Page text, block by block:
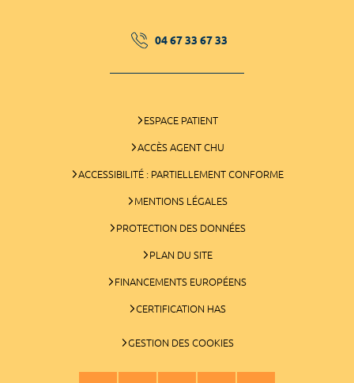
04 67 33 67 33
ESPACE PATIENT
ACCÈS AGENT CHU
ACCESSIBILITÉ : PARTIELLEMENT CONFORME
MENTIONS LÉGALES
PROTECTION DES DONNÉES
PLAN DU SITE
FINANCEMENTS EUROPÉENS
CERTIFICATION HAS
GESTION DES COOKIES